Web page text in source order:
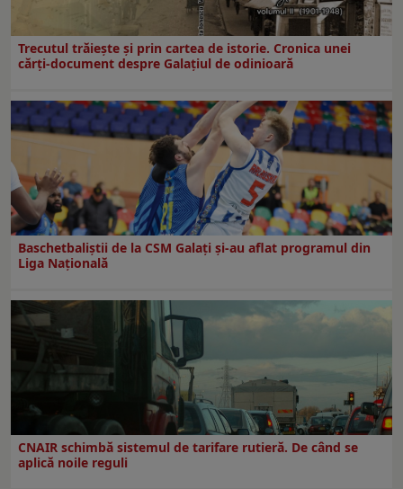
Trecutul trăiește și prin cartea de istorie. Cronica unei
cărți-document despre Galațiul de odinioară
Baschetbaliștii de la CSM Galați și-au aflat programul din
Liga Națională
CNAIR schimbă sistemul de tarifare rutieră. De când se
aplică noile reguli